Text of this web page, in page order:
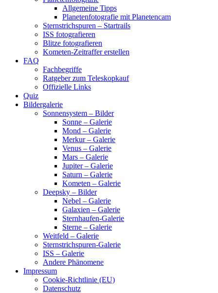
Allgemeine Tipps
Planetenfotografie mit Planetencam
Sternstrichspuren – Startrails
ISS fotografieren
Blitze fotografieren
Kometen-Zeitraffer erstellen
FAQ
Fachbegriffe
Ratgeber zum Teleskopkauf
Offizielle Links
Quiz
Bildergalerie
Sonnensystem – Bilder
Sonne – Galerie
Mond – Galerie
Merkur – Galerie
Venus – Galerie
Mars – Galerie
Jupiter – Galerie
Saturn – Galerie
Kometen – Galerie
Deepsky – Bilder
Nebel – Galerie
Galaxien – Galerie
Sternhaufen-Galerie
Sterne – Galerie
Weitfeld – Galerie
Sternstrichspuren-Galerie
ISS – Galerie
Andere Phänomene
Impressum
Cookie-Richtlinie (EU)
Datenschutz